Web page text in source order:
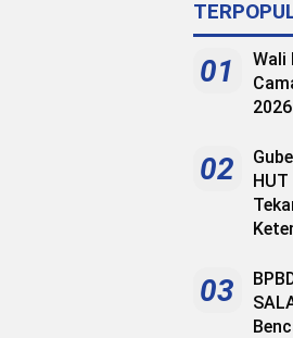
01
Wali
02
HUT
03